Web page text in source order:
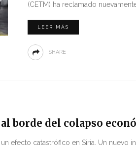
(CETM) ha reclamado
LEER MÁS
SHARE
borde del colapso
efecto catastrófico en Siria. Un nuevo